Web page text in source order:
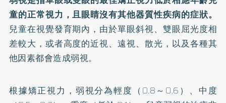
童的正常視力，且眼睛沒有其他器質性疾病的症狀。
兒童在視覺發育期內，由於單眼斜視、雙眼屈光度相
差較大，或者高度的近視、遠視、散光，以及各種其
他因素都會造成弱視。
根據矯正視力，弱視分為輕度（0.8～0.6）、中度